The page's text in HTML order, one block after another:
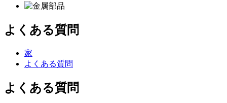
よくある質問
家
よくある質問
よくある質問